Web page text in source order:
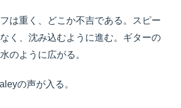
は重く、どこか不吉である。スピー
く、沈み込むように進む。ギターの
のように広がる。
の声が入る。